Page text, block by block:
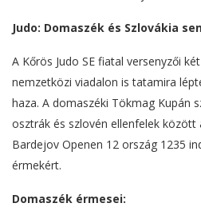
Judo: Domaszék és Szlovákia
A Kőrös Judo SE fiatal versenyzői
nemzetközi viadalon is tatamira
haza. A domaszéki Tökmag Kupán
osztrák és szlovén ellenfelek között
Bardejov Openen 12 ország 1235
érmekért.
Domaszék érmesei: